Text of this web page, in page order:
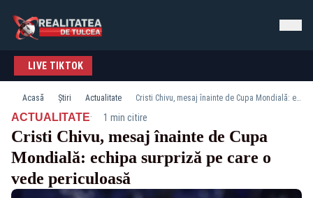
LIVE TIKTOK
Acasă Știri Actualitate Cristi Chivu, mesaj înainte de Cupa Mondială: echipa surpriză pe care o vede periculoasă
ACTUALITATE· 1 min citire
Cristi Chivu, mesaj înainte de Cupa
Mondială: echipa surpriză pe care o
vede periculoasă